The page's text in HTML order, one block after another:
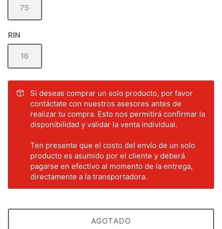
75
RIN
16
Si deseas comprar un solo producto, por favor
contáctate con nuestros asesores antes de
realizar tu compra. Esto nos permitirá confirmar la
disponibilidad y validar la venta individual.
Ten presente que el costo del envío de un solo
producto es asumido por el cliente y deberá
pagarse en efectivo al momento de la entrega,
directamente a la transportadora.
AGOTADO